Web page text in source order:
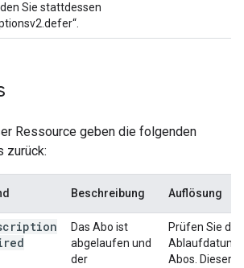
Sie stattdessen
Ressource geben die folgenden
zurück:
Beschreibung Auflösung
Das Abo ist
abgelaufen und
der
Prüfen Sie das
Ablaufdatum
Abos. Dieser